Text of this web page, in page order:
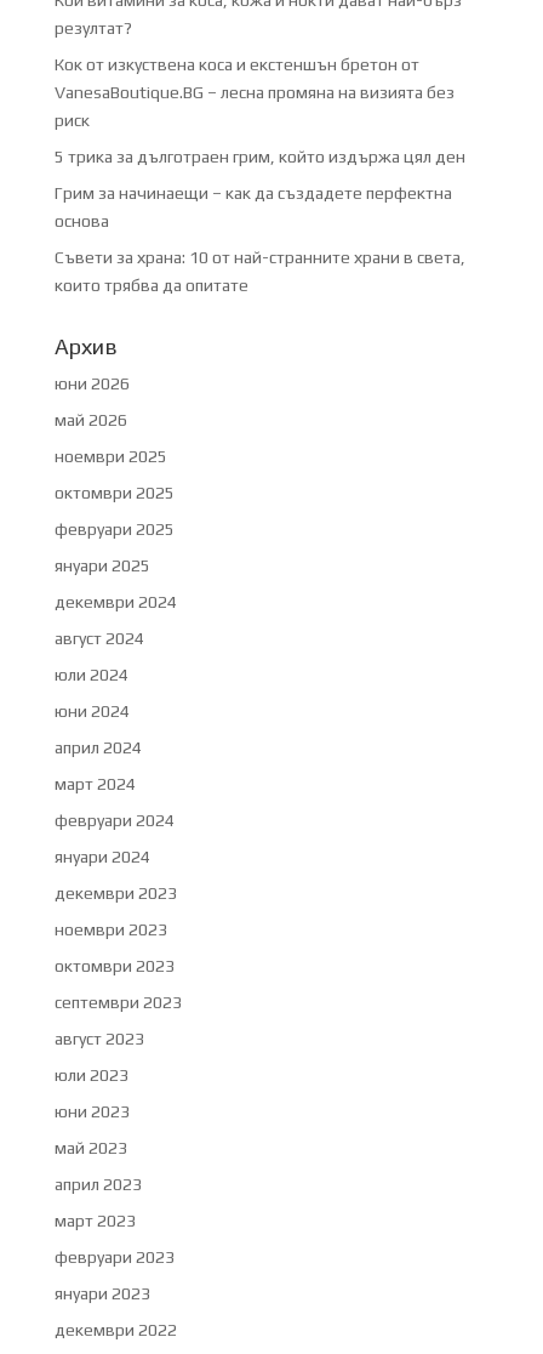
резултат?
Кок от изкуствена коса и екстеншън бретон от
VanesaBoutique.BG – лесна промяна на визията без
риск
5 трика за дълготраен грим, който издържа цял ден
Грим за начинаещи – как да създадете перфектна
основа
Съвети за храна: 10 от най-странните храни в света,
които трябва да опитате
Архив
юни 2026
май 2026
ноември 2025
октомври 2025
февруари 2025
януари 2025
декември 2024
август 2024
юли 2024
юни 2024
април 2024
март 2024
февруари 2024
януари 2024
декември 2023
ноември 2023
октомври 2023
септември 2023
август 2023
юли 2023
юни 2023
май 2023
април 2023
март 2023
февруари 2023
януари 2023
декември 2022